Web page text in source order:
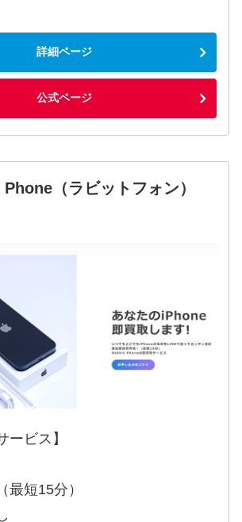
詳細ページ
公式ページ
（ラビットフォン）
ービス】
最短15分）